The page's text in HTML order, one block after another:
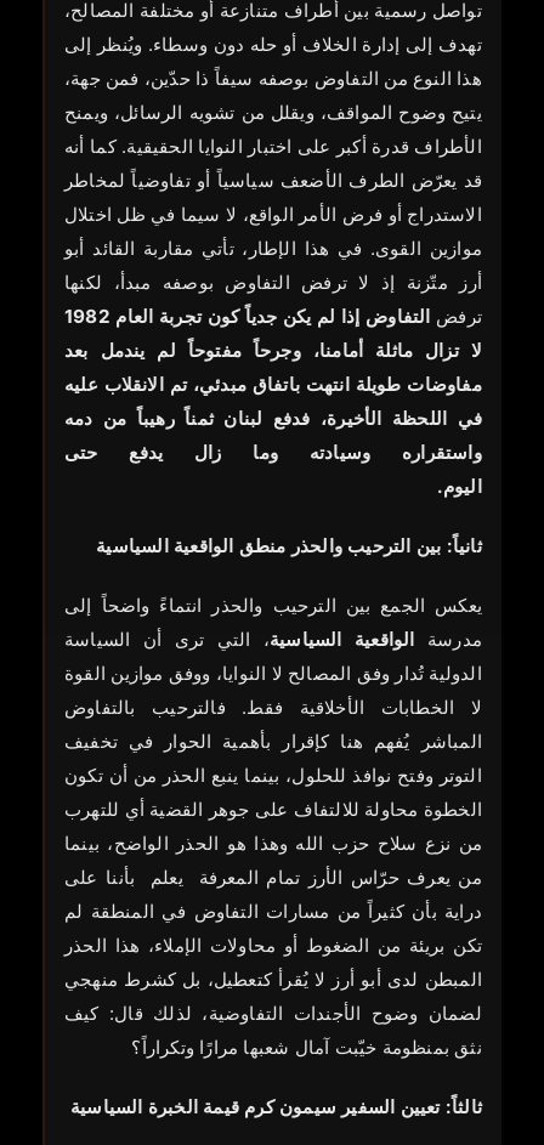
تواصل رسمية بين أطراف متنازعة أو مختلفة المصالح،
تهدف إلى إدارة الخلاف أو حله دون وسطاء. ويُنظر إلى
هذا النوع من التفاوض بوصفه سيفاً ذا حدّين، فمن جهة،
يتيح وضوح المواقف، ويقلل من تشويه الرسائل، ويمنح
الأطراف قدرة أكبر على اختبار النوايا الحقيقية. كما أنه
قد يعرّض الطرف الأضعف سياسياً أو تفاوضياً لمخاطر
الاستدراج أو فرض الأمر الواقع، لا سيما في ظل اختلال
موازين القوى. في هذا الإطار، تأتي مقاربة القائد أبو
أرز متّزنة إذ لا ترفض التفاوض بوصفه مبدأ، لكنها
ترفض
التفاوض إذا لم يكن جدياً كون تجربة العام 1982
لا تزال ماثلة أمامنا، وجرحاً مفتوحاً لم يندمل بعد
مفاوضات طويلة انتهت باتفاق مبدئي، تم الانقلاب عليه
في اللحظة الأخيرة، فدفع لبنان ثمناً رهيباً من دمه
واستقراره وسيادته وما زال يدفع حتى
اليوم.
ثانياً: بين الترحيب والحذر منطق الواقعية السياسية
يعكس الجمع بين الترحيب والحذر انتماءً واضحاً إلى
مدرسة
الواقعية السياسية، التي ترى أن السياسة
الدولية تُدار وفق المصالح لا النوايا، ووفق موازين القوة
لا الخطابات الأخلاقية فقط. فالترحيب بالتفاوض
المباشر يُفهم هنا كإقرار بأهمية الحوار في تخفيف
التوتر وفتح نوافذ للحلول، بينما ينبع الحذر من أن تكون
الخطوة محاولة للالتفاف على جوهر القضية أي للتهرب
من نزع سلاح حزب الله وهذا هو الحذر الواضح، بينما
من يعرف حرّاس الأرز تمام المعرفة يعلم بأننا على
دراية بأن كثيراً من مسارات التفاوض في المنطقة لم
تكن بريئة من الضغوط أو محاولات الإملاء، هذا الحذر
المبطن لدى أبو أرز لا يُقرأ كتعطيل، بل كشرط منهجي
لضمان وضوح الأجندات التفاوضية، لذلك قال: كيف
نثق بمنظومة خيّبت آمال شعبها مرارًا وتكراراً؟
ثالثاً: تعيين السفير سيمون كرم قيمة الخبرة السياسية